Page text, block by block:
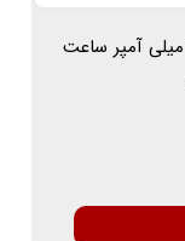
پاوربانک آکو مدل AP-18 با ظرفیت 10000 میلی آمپر ساعت